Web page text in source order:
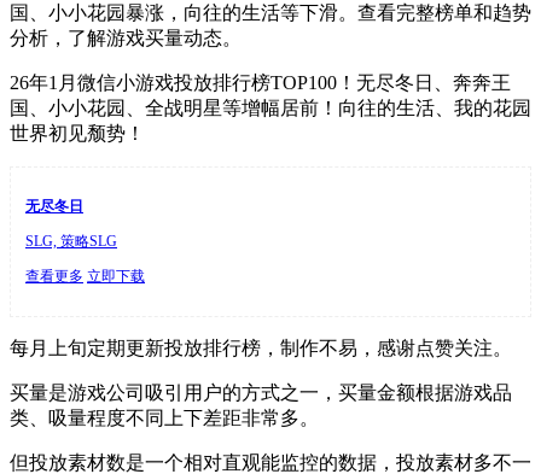
国、小小花园暴涨，向往的生活等下滑。查看完整榜单和趋势
分析，了解游戏买量动态。
26年1月微信小游戏投放排行榜TOP100！无尽冬日、奔奔王
国、小小花园、全战明星等增幅居前！向往的生活、我的花园
世界初见颓势！
无尽冬日
SLG, 策略SLG
查看更多 立即下载
每月上旬定期更新投放排行榜，制作不易，感谢点赞关注。
买量是游戏公司吸引用户的方式之一，买量金额根据游戏品
类、吸量程度不同上下差距非常多。
但投放素材数是一个相对直观能监控的数据，投放素材多不一